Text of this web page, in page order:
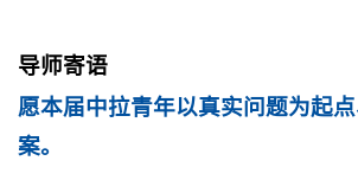
导师寄语
愿本届中拉青年以真实问题为起
案。